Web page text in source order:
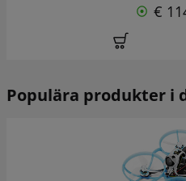
€
Populära produkter i